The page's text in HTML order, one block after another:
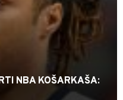
NBA KOŠARKAŠA: